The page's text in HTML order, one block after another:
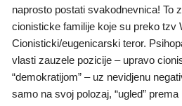
naprosto postati svakodnevnica! To
cionisticke familije koje su preko tzv
Cionisticki/eugenicarski teror.
vlasti zauzele pozicije – upravo
“demokratijom” – uz nevidjenu
samo na svoj polozaj, “ugled”